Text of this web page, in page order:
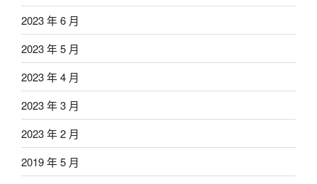
2023 年 6 月
2023 年 5 月
2023 年 4 月
2023 年 3 月
2023 年 2 月
2019 年 5 月